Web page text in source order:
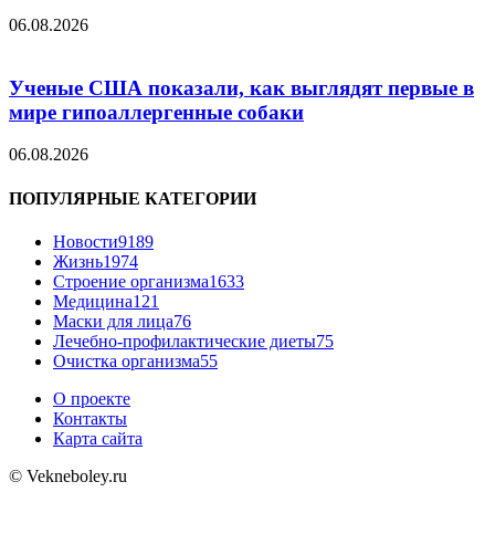
06.08.2026
Ученые США показали, как выглядят первые в
мире гипоаллергенные собаки
06.08.2026
ПОПУЛЯРНЫЕ КАТЕГОРИИ
Новости9189
Жизнь1974
Строение организма1633
Медицина121
Маски для лица76
Лечебно-профилактические диеты75
Очистка организма55
О проекте
Контакты
Карта сайта
© Vekneboley.ru